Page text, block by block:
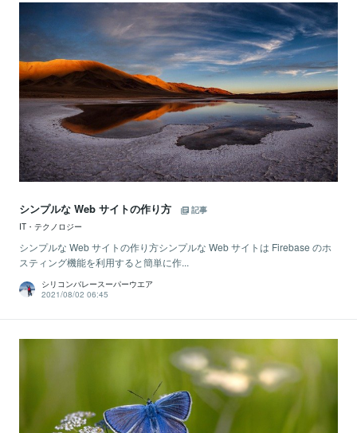
シンプルな Web サイトの作り方
記事
IT・テクノロジー
シンプルな Web サイトの作り方シンプルな Web サイトは Firebase のホ
スティング機能を利用すると簡単に作...
シリコンバレースーパーウエア
2021/08/02 06:45